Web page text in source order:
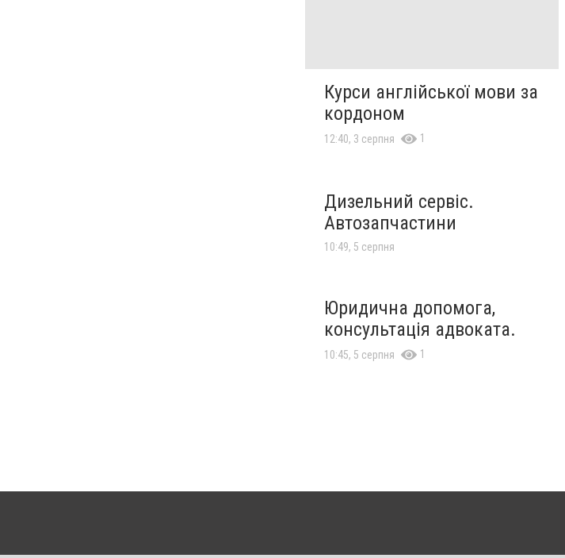
Курси англійської мови за
кордоном
12:40, 3 серпня 1
Дизельний сервіс.
Автозапчастини
10:49, 5 серпня
Юридична допомога,
консультація адвоката.
10:45, 5 серпня 1